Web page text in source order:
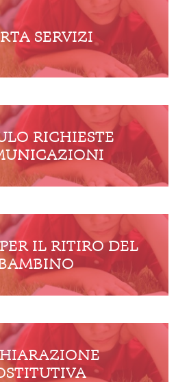
SERVIZI
RICHIESTE
IL RITIRO DEL